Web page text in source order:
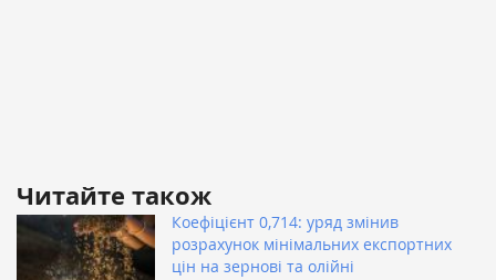
Читайте також
Коефіцієнт 0,714: уряд змінив
розрахунок мінімальних експортних
цін на зернові та олійні